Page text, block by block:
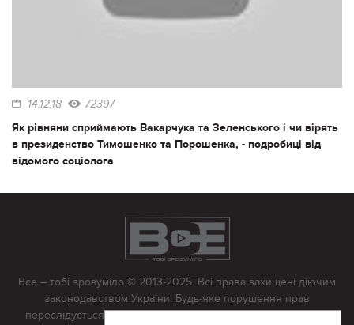
14.12.18 72397
Як рівняни сприймають Вакарчука та Зеленського і чи вірять
в президенство Тимошенко та Порошенка, - подробиці від
відомого соціолога
Все – тобі зрозуміло © 2013-2025. Всі права захищені діючим
законодавством України. Будь-яке порушення прав
переслідується в судовому порядку. Будь-яке відтворення